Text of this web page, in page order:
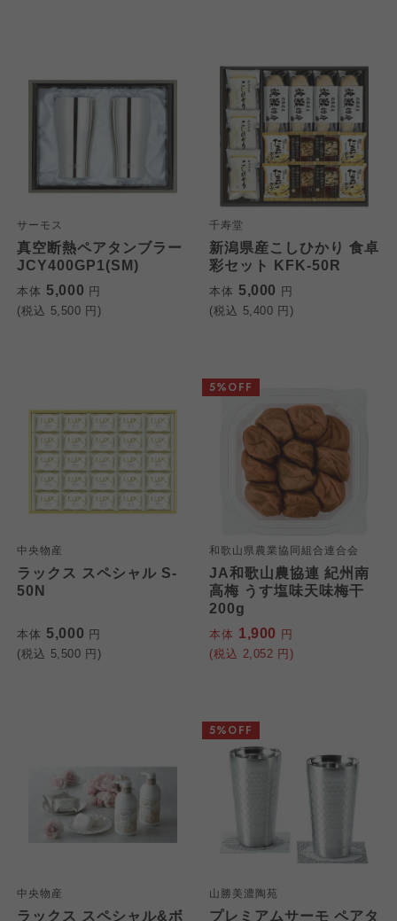
サーモス
真空断熱ペアタンブラー
JCY400GP1(SM)
本体 5,000 円
(税込 5,500 円)
千寿堂
新潟県産こしひかり 食卓
彩セット KFK-50R
本体 5,000 円
(税込 5,400 円)
中央物産
ラックス スペシャル S-
50N
本体 5,000 円
(税込 5,500 円)
和歌山県農業協同組合連合会
JA和歌山農協連 紀州南
高梅 うす塩味天味梅干
200g
本体 1,900 円
(税込 2,052 円)
5%OFF
中央物産
ラックス スペシャル&ボ
山勝美濃陶苑
プレミアムサーモ ペアタ
5%OFF
ご利用約款（ご利用規約・ご利
用規程）について
このサイトは7つの生協から業務委託を受けて、
コープきんき事業連合が運営しています。ご自
身が加入されている生協が定める利用約款をご
投稿については、利用約款の細則として規定さ
個人情報保護方針について
このサイトは7つの生協から業務委託を受けて、
コープきんき事業連合が運営しています。お預
かりしている個人情報については、コープ事業
連合、ならびに各生協の「個人情報保護方針」
にもどづいて、コープ事業連合が適切に管理を
コープ事業連合、ならびに各生協の「個人情報
保護方針」については各生協のボタンをクリッ
特定商取引法に基づく表記につ
このサイトは7つの生協から業務委託を受けて、
コープきんき事業連合が運営しています。販売
責任者は、それぞれご利用の生協となります。
て」については各生協のボタンをクリックして